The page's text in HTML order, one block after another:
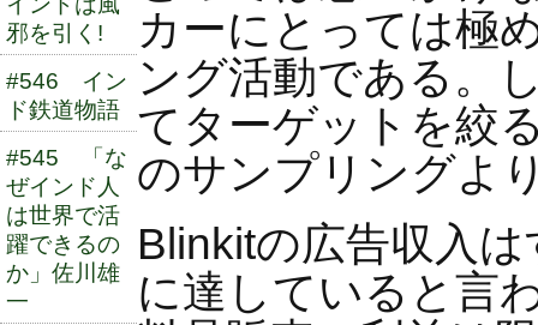
邪を引く!
#546 イン
ド鉄道物語
#545 「な
ぜインド人
は世界で活
躍できるの
か」佐川雄
一
カーにとっては極
ング活動である。
てターゲットを絞
のサンプリングよ
Blinkitの広告収入
に達していると言